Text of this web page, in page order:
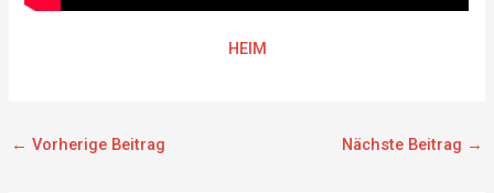
HEIM
← Vorherige Beitrag Nächste Beitrag →